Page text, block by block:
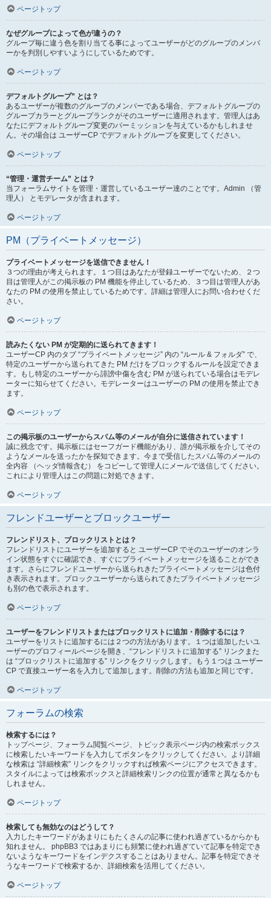
ページトップ
なぜグループによって色が違うの？
グループ毎に違う色を割り当てる事によってユーザーがどのグループのメンバ
ーかを判別しやすいようにしているためです。
ページトップ
デフォルトグループ” とは？
あるユーザーが複数のグループのメンバーである場合、デフォルトグループの
グループカラーとグループランクがそのユーザーに適用されます。管理人はあ
なたにデフォルトグループ変更のパーミッションを与えているかもしれませ
ん。その場合は ユーザーCP でデフォルトグループを変更してください。
ページトップ
“管理・運営チーム” とは？
当フォーラムサイトを管理・運営しているユーザー達のことです。Admin （管
理人） とモデレータが含まれます。
ページトップ
PM（プライベートメッセージ）
プライベートメッセージを送信できません！
３つの理由が考えられます。１つ目はあなたが登録ユーザーでないため、２つ
目は管理人がこの掲示板の PM 機能を停止しているため、３つ目は管理人があ
なたの PM の使用を禁止しているためです。詳細は管理人にお問い合わせくだ
さい。
ページトップ
読みたくない PM が定期的に送られてきます！
ユーザーCP 内のタブ “プライベートメッセージ” 内の “ルール & フォルダ” で、
特定のユーザーから送られてきた PM だけをブロックするルールを設定できま
す。もし特定のユーザーから誹謗中傷を含む PM が送られている場合はモデレ
ーターに知らせてください。モデレーターはユーザーの PM の使用を禁止でき
ます。
ページトップ
この掲示板のユーザーからスパム等のメールが自分に送信されています！
誠に残念です。掲示板にはセーフガード機能があり、誰が掲示板を介してその
ようなメールを送ったかを探知できます。今まで受信したスパム等のメールの
全内容 （ヘッダ情報含む） をコピーして管理人にメールで送信してください。
これにより管理人はこの問題に対処できます。
ページトップ
フレンドユーザーとブロックユーザー
フレンドリスト、ブロックリストとは？
フレンドリストにユーザーを追加すると ユーザーCP でそのユーザーのオンラ
イン状態をすぐに確認でき、すぐにプライベートメッセージを送ることができ
ます。さらにフレンドユーザーから送られきたプライベートメッセージは色付
き表示されます。ブロックユーザーから送られてきたプライベートメッセージ
も別の色で表示されます。
ページトップ
ユーザーをフレンドリストまたはブロックリストに追加・削除するには？
ユーザーをリストに追加するには２つの方法があります。１つは追加したいユ
ーザーのプロフィールページを開き、“フレンドリストに追加する” リンクまた
は “ブロックリストに追加する” リンクをクリックします。もう１つは ユーザー
CP で直接ユーザー名を入力して追加します。削除の方法も追加と同じです。
ページトップ
フォーラムの検索
検索するには？
トップページ、フォーラム閲覧ページ、トピック表示ページ内の検索ボックス
に検索したいキーワードを入力してボタンをクリックしてください。より詳細
な検索は “詳細検索” リンクをクリックすれば検索ページにアクセスできます。
スタイルによっては検索ボックスと詳細検索リンクの位置が通常と異なるかも
しれません。
ページトップ
検索しても無効なのはどうして？
入力したキーワードがあまりにもたくさんの記事に使われ過ぎているからかも
知れません。 phpBB3 ではあまりにも頻繁に使われ過ぎていて記事を特定でき
ないようなキーワードをインデクスすることはありません。記事を特定できそ
うなキーワードで検索するか、詳細検索を活用してください。
ページトップ